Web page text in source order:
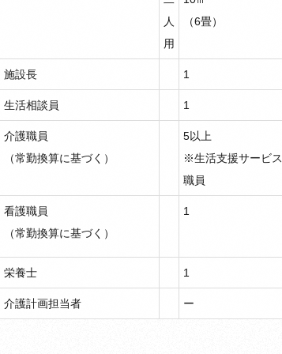
人
用
（6畳）
施設長 1
生活相談員 1
介護職員
（常勤換算に基づく）
5以上
※生活支援サービス
職員
看護職員
（常勤換算に基づく）
1
栄養士 1
介護計画担当者 ー